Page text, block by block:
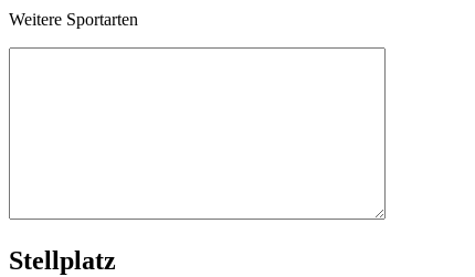
Weitere Sportarten
Stellplatz